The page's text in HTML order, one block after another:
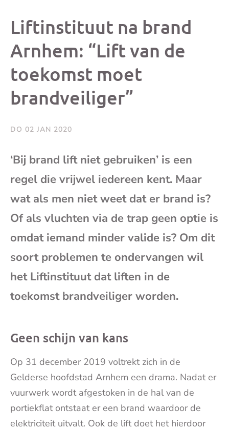
op
bericht
Liftinstituut na brand
Arnhem: “Lift van de
toekomst moet
brandveiliger”
DO 02 JAN 2020
‘Bij brand lift niet gebruiken’ is een
regel die vrijwel iedereen kent. Maar
wat als men niet weet dat er brand is?
Of als vluchten via de trap geen optie is
omdat iemand minder valide is? Om dit
soort problemen te ondervangen wil
het Liftinstituut dat liften in de
toekomst brandveiliger worden.
Geen schijn van kans
Op 31 december 2019 voltrekt zich in de
Gelderse hoofdstad Arnhem een drama. Nadat er
vuurwerk wordt afgestoken in de hal van de
portiekflat ontstaat er een brand waardoor de
elektriciteit uitvalt. Ook de lift doet het hierdoor